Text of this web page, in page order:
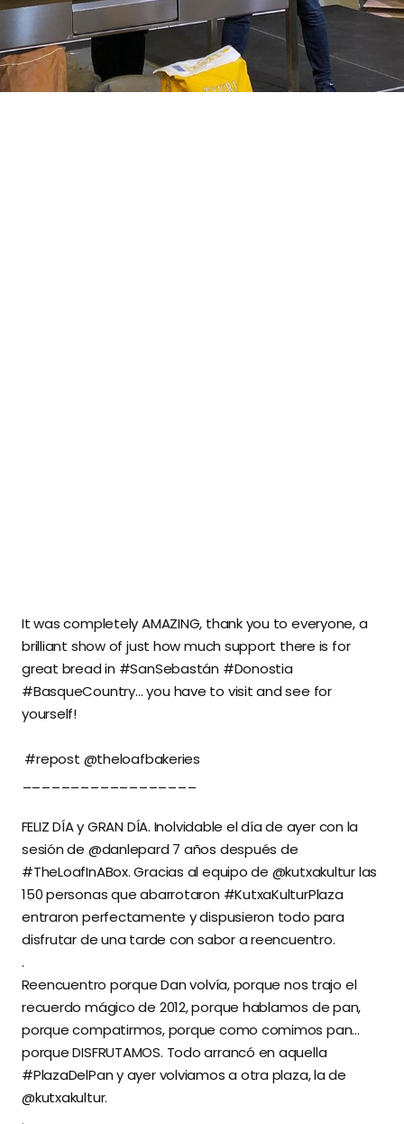
It was completely AMAZING, thank you to everyone, a
brilliant show of just how much support there is for
great bread in #SanSebastán #Donostia
#BasqueCountry… you have to visit and see for
yourself!⁣⁣
⁣⁣ #repost @theloafbakeries⁣⁣
⁣⁣FELIZ DÍA y GRAN DÍA. Inolvidable el día de ayer con la
sesión de @danlepard 7 años después de
#TheLoafInABox. Gracias al equipo de @kutxakultur las
150 personas que abarrotaron #KutxaKulturPlaza
entraron perfectamente y dispusieron todo para
disfrutar de una tarde con sabor a reencuentro.⁣⁣
⁣⁣.⁣⁣
⁣⁣Reencuentro porque Dan volvía, porque nos trajo el
recuerdo mágico de 2012, porque hablamos de pan,
porque compatirmos, porque como comimos pan…
porque DISFRUTAMOS. Todo arrancó en aquella
#PlazaDelPan y ayer volviamos a otra plaza, la de
@kutxakultur.⁣⁣
⁣⁣.⁣⁣